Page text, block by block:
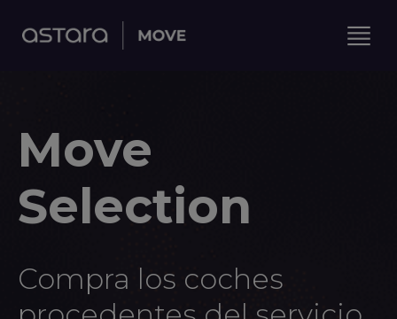
Move
Selection
Compra los coches